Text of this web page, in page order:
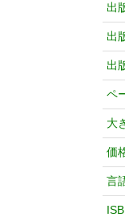
出
出
出
ペ
大
価
言